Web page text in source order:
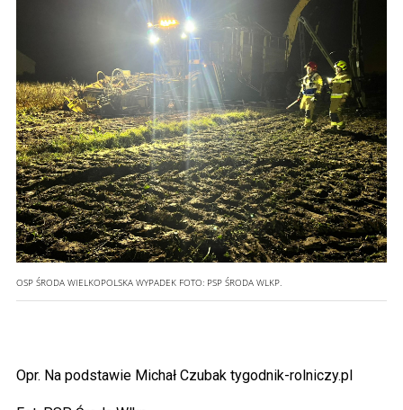
OSP ŚRODA WIELKOPOLSKA WYPADEK FOTO: PSP ŚRODA WLKP.
Opr. Na podstawie Michał Czubak tygodnik-rolniczy.pl